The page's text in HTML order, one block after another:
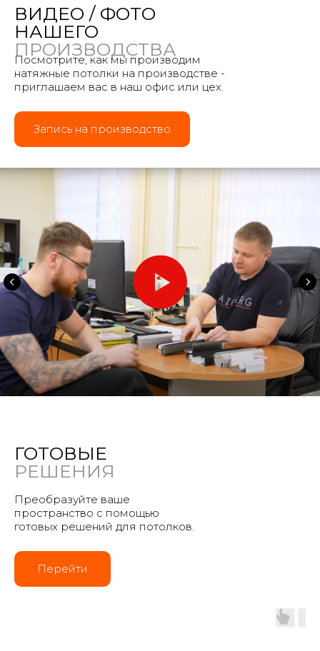
ВИДЕО / ФОТО
НАШЕГО
ПРОИЗВОДСТВА
Посмотрите, как мы производим
натяжные потолки на производстве -
приглашаем вас в наш офис или цех.
Запись на производство
ГОТОВЫЕ
РЕШЕНИЯ
Преобразуйте ваше
пространство с помощью
готовых решений для потолков.
Перейти